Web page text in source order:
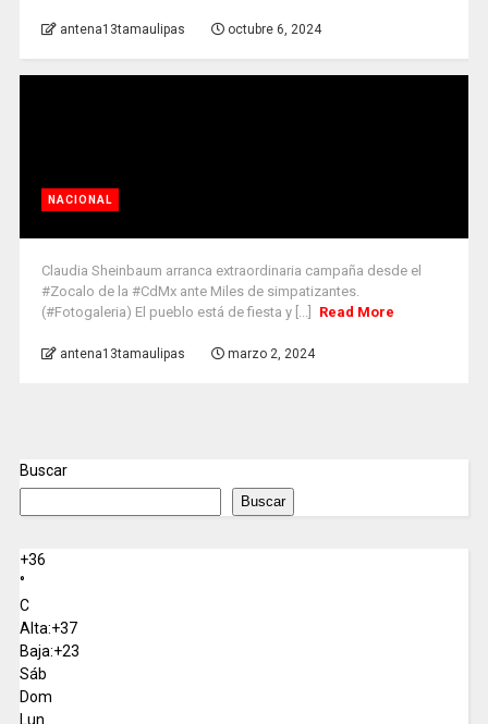
antena13tamaulipas octubre 6, 2024
NACIONAL
Claudia Sheinbaum arranca extraordinaria campaña desde el
#Zocalo de la #CdMx ante Miles de simpatizantes.
(#Fotogaleria) El pueblo está de fiesta y [...]
Read More
antena13tamaulipas marzo 2, 2024
Buscar
Buscar
+36
°
C
Alta:+37
Baja:+23
Sáb
Dom
Lun